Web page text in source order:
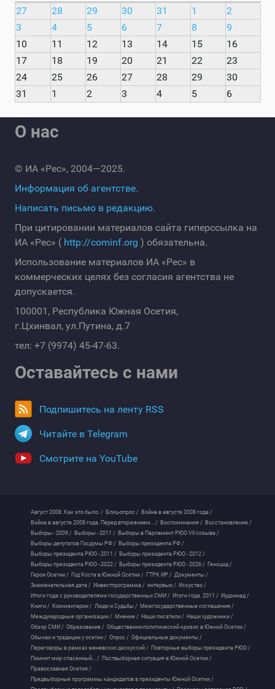
27
28 29 30 31 1
2
3
4 5 6 7 8
9
10
11 12 13 14 15
16
17
18 19 20 21 22
23
24
25 26 27 28 29
30
31
1 2 3 4 5 6
О нас
© ИА «Рес», 2004—2025.
Информация об агентстве.
Написать письмо в редакцию.
При цитировании материалов сайта гиперссылка на
ИА «Рес» ( http://cominf.org ) обязательна.
Использование материалов ИА «Рес» в
коммерческих целях без согласия агентства не
допускается.
100001, Республика Южная Осетия,
г.Цхинвал, ул.Путина, д.7
тел: +7 (9974) 45-47-63.
Оставайтесь с нами
Подпишитесь на ленту RSS
Читайте в Telegram
Смотрите на YouTube
Август 2008. Как это было. / Блиц-опрос / Война в августе 2008 года /
Война в августе 2008 года. Перед вторжением... / Воспоминания / Восстановление /
Выборы - 2009 / Выборы - 2011 / Выборы в Парламент РЮО VII созыва /
Выборы депутатов Госдумы РФ / Выборы президента РФ /
Выборы президента РЮО - 2011 / Выборы президента РЮО - 2012 /
Выборы президента РЮО - 2022 / Выборы президента РЮО - 2026 / Геноцид /
Герои Осетии / Год Коста в Южной Осетии / ГТРК ИР / Документы /
Знаменательная дата / Инвестпрограмма / интервью / Искуство /
Итоги года с руководителями государственных СМИ / Итоги года. 2011 / Иудзинад /
Книги / Комментарии / Люди и Судьбы / Межгосударственные соглашения /
Международные организации / Мнение / Наши писатели / Наши художники /
Обзор СМИ / Образование / Общественно-политический кризис в Южной Осетии /
Обычаи и традиции у осетин / Опрос / Официальные документы /
Переговоры в рамках женевских дискуссий / Повторные выборы президента РЮО /
Помнит мир спасенный... / Поствыборная ситуация в Южной Осетии /
Православная Осетия /
Предвыборные программы кандидатов в президенты Южной Осетии /